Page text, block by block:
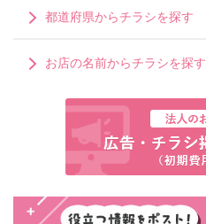
都道府県からチラシを探す
お店の名前からチラシを探す